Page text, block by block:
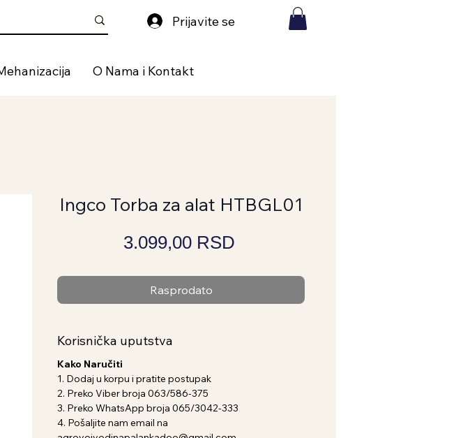
Prijavite se
O Nama i Kontakt
Ingco Torba za alat HTBGL01
3.099,00 RSD
Rasprodato
Korisnička uputstva
Kako Naručiti
1. Dodaj u korpu i pratite postupak
2. Preko Viber broja 063/586-375
3. Preko WhatsApp broja 065/3042-333
4. Pošaljite nam email na